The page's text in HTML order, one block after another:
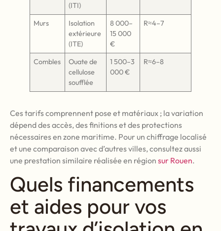
(ITI)
Murs
Isolation
extérieure
(ITE)
8 000–
15 000
€
R≈4–7
Combles
Ouate de
cellulose
soufflée
1 500–3
000 €
R≈6–8
Ces tarifs comprennent pose et matériaux ; la variation
dépend des accès, des finitions et des protections
nécessaires en zone maritime. Pour un chiffrage localisé
et une comparaison avec d’autres villes, consultez aussi
une prestation similaire réalisée en région sur Rouen.
Quels financements
et aides pour vos